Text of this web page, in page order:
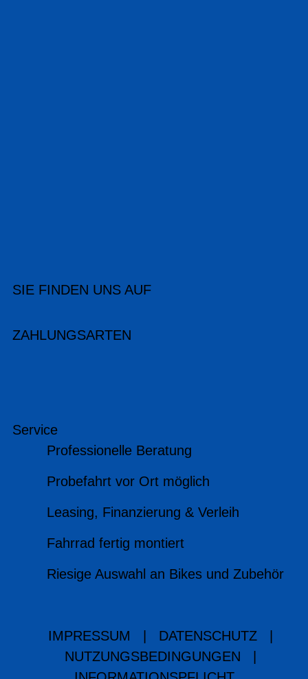
SIE FINDEN UNS AUF
ZAHLUNGSARTEN
Service
Professionelle Beratung
Probefahrt vor Ort möglich
Leasing, Finanzierung & Verleih
Fahrrad fertig montiert
Riesige Auswahl an Bikes und Zubehör
IMPRESSUM DATENSCHUTZ
NUTZUNGSBEDINGUNGEN